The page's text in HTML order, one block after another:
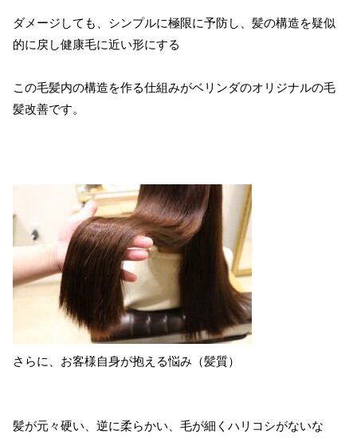
ダメージしても、シンプルに極限に予防し、髪の構造を疑似
的に戻し健康毛に近い形にする
この毛髪内の構造を作る仕組みがベリンダのオリジナルの毛
髪改善です。
さらに、お客様自身が抱える悩み（髪質）
髪が元々硬い、逆に柔らかい、毛が細くハリコシがないな